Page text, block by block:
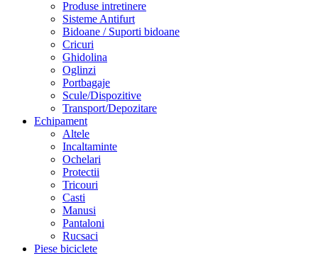
Produse intretinere
Sisteme Antifurt
Bidoane / Suporti bidoane
Cricuri
Ghidolina
Oglinzi
Portbagaje
Scule/Dispozitive
Transport/Depozitare
Echipament
Altele
Incaltaminte
Ochelari
Protectii
Tricouri
Casti
Manusi
Pantaloni
Rucsaci
Piese biciclete